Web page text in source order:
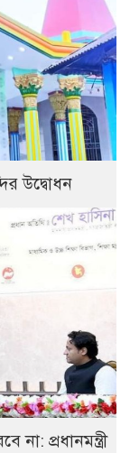
উদ্বোধন
প্রধানমন্ত্রী